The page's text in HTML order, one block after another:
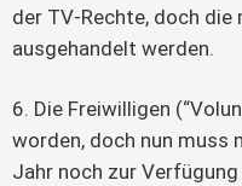
der TV-Rechte, doch die
ausgehandelt werden.
6. Die Freiwilligen
worden, doch nun muss
Jahr noch zur